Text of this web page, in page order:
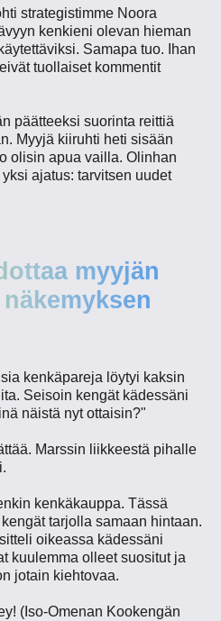
strategistimme Noora
kenkieni olevan hieman
Samapa tuo. Ihan
tuollaiset kommentit
päätteeksi suorinta reittiä
Myyjä kiiruhti heti sisään
olisin apua vailla. Olinhan
ajatus: tarvitsen uudet
myyjän
kenkäpareja löytyi kaksin
Seisoin kengät kädessäni
näistä nyt ottaisin?"
Marssin liikkeestä pihalle
kenkäkauppa. Tässä
tarjolla samaan hintaan.
oikeassa kädessäni
kuulemma olleet suositut ja
jotain kiehtovaa.
(Iso-Omenan Kookengän